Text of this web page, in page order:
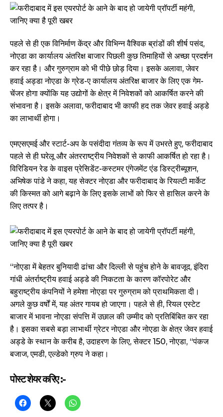
पहले से ही एक विनिर्माण केंद्र और विभिन्न वैश्विक ब्रांडों की शीर्ष पसंद,
नोएडा का कार्यालय अंतरिक्ष बाजार पिछली कुछ तिमाहियों से अच्छा प्रदर्शन
कर रहा है। और गुरुग्राम को भी पीछे छोड़ दिया। इसके अलावा, जेवर
हवाई अड्डा नोएडा के ग्रेड-ए कार्यालय अंतरिक्ष बाजार के लिए एक गेम-
चेंजर होगा क्योंकि यह उद्योगों के क्षेत्र में निवेशकों को आकर्षित करने की
संभावना है। इसके अलावा, फरीदाबाद भी काफी हद तक जेवर हवाई अड्डे
का लाभार्थी होगा।
एमएसएमई और स्टार्ट-अप के पसंदीदा गंतव्य के रूप में उभरते हुए, फरीदाबाद
पहले से ही घरेलू और अंतरराष्ट्रीय निवेशकों से काफी आकर्षित हो रहा है।
विरिडियन रेड के वाइस प्रेसिडेंट-कस्टमर एंगेजमेंट एंड डिस्ट्रीब्यूशन,
अभिषेक पांडे ने कहा, यह सेक्टर नोएडा और फरीदाबाद के रियल्टी मार्केट
की किस्मत को आगे बढ़ाने के लिए इसके लाभों को फिर से हासिल करने के
लिए तत्पर है।
“नोएडा में बेहतर बुनियादी ढांचा और दिल्ली से पहुंच होने के बावजूद, इंदिरा
गांधी अंतर्राष्ट्रीय हवाई अड्डे की निकटता के कारण कॉरपोरेट और
बहुराष्ट्रीय कंपनियों ने हमेशा नोएडा पर गुरुग्राम को प्राथमिकता दी।
अगले कुछ वर्षों में, यह अंतर गायब हो जाएगा। पहले से ही, रियल एस्टेट
बाजार में भावना नोएडा संपत्ति में उछाल की उम्मीद को प्रतिबिंबित कर रहा
है। इसका सबसे बड़ा लाभार्थी ग्रेटर नोएडा और नोएडा के क्षेत्र जेवर हवाई
अड्डे के स्थान के करीब है, उदाहरण के लिए, सेक्टर 150, नोएडा, “पंकज
बजाज, एमडी, एल्डेको ग्रुप ने कहा।
पोस्ट शेयर करिए :-